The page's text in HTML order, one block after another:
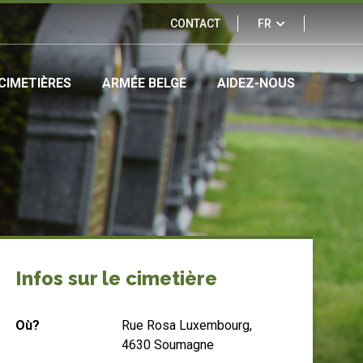
Links
&
partners
CONTACT FR
ARMÉE BELGE AIDEZ-NOUS
Infos sur le cimetière
Où?
Rue Rosa Luxembourg,
4630 Soumagne